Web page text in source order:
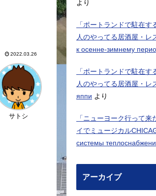
2022.03.26
サトシ
より
「ポートランドで駐在
人のやってる居酒屋・レ
к осенне-зимнему
「ポートランドで駐在
人のやってる居酒屋・レ
яппи より
「ニューヨーク行って
イでミュージカル
системы
アーカイブ